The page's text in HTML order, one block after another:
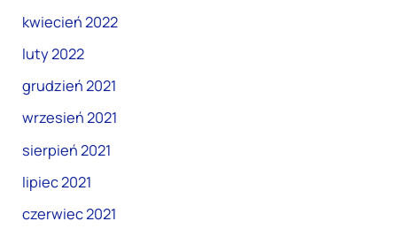
kwiecień 2022
luty 2022
grudzień 2021
wrzesień 2021
sierpień 2021
lipiec 2021
czerwiec 2021